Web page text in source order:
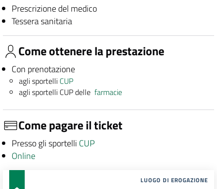
Prescrizione del medico
Tessera sanitaria
Come ottenere la prestazione
Con prenotazione
agli sportelli CUP
agli sportelli CUP dellefarmacie
Come pagare il ticket
Presso gli sportelli CUP
Online
LUOGO DI EROGAZIONE